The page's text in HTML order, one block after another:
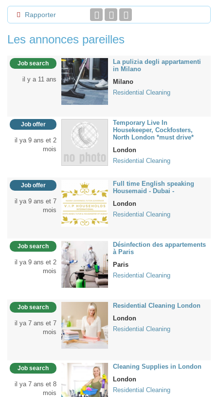
Rapporter
Les annonces pareilles
Job search
il y a 11 ans
La pulizia degli appartamenti
in Milano
Milano
Residential Cleaning
Job offer
il ya 9 ans et 2
mois
Temporary Live In
Housekeeper, Cockfosters,
North London *must drive*
London
Residential Cleaning
Job offer
il ya 9 ans et 7
mois
Full time English speaking
Housemaid - Dubai -
London
Residential Cleaning
Job search
il ya 9 ans et 2
mois
Désinfection des appartements
à Paris
Paris
Residential Cleaning
Job search
il ya 7 ans et 7
mois
Residential Cleaning London
London
Residential Cleaning
Job search
il ya 7 ans et 8
mois
Cleaning Supplies in London
London
Residential Cleaning